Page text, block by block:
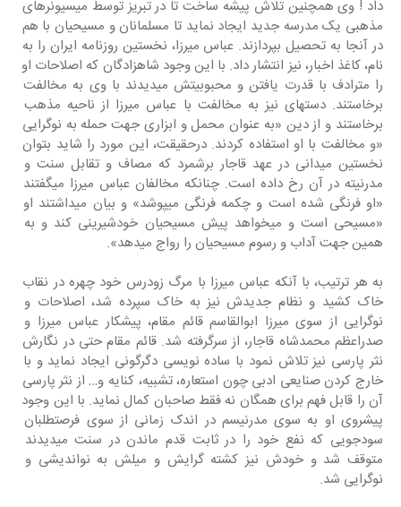
داد ! وی همچنین تلاش پیشه ساخت تا در تبریز توسط میسیونرهای
مذهبی یک مدرسه جدید ایجاد نماید تا مسلمانان و مسیحیان با هم
در آنجا به تحصیل بپردازند. عباس میرزا، نخستین روزنامه ایران را به
نام، کاغذ اخبار، نیز انتشار داد. با این وجود شاهزادگان که اصلاحات او
را مترادف با قدرت یافتن و محبوبیتش میدیدند با وی به مخالفت
برخاستند. دستهای نیز به مخالفت با عباس میرزا از ناحیه مذهب
برخاستند و از دین «به عنوان محمل و ابزاری جهت حمله به نوگرایی
«و مخالفت با او استفاده کردند. درحقیقت، این مورد را شاید بتوان
نخستین میدانی در عهد قاجار برشمرد که مصاف و تقابل سنت و
مدرنیته در آن رخ داده است. چنانکه مخالفان عباس میرزا میگفتند
«او فرنگی شده است و چکمه فرنگی میپوشد» و بیان میداشتند او
«مسیحی است و میخواهد پیش مسیحیان خودشیرینی کند و به
همین جهت آداب و رسوم مسیحیان را رواج میدهد».
به هر ترتیب، با آنکه عباس میرزا با مرگ زودرس خود چهره در نقاب
خاک کشید و نظام جدیدش نیز به خاک سپرده شد، اصلاحات و
نوگرایی از سوی میرزا ابوالقاسم قائم مقام، پیشکار عباس میرزا و
صدراعظم محمدشاه قاجار، از سرگرفته شد. قائم مقام حتی در نگارش
نثر پارسی نیز تلاش نمود با ساده نویسی دگرگونی ایجاد نماید و با
خارج کردن صنایعی ادبی چون استعاره، تشبیه، کنایه و… از نثر پارسی
آن را قابل فهم برای همگان نه فقط صاحبان کمال نماید. با این وجود
پیشروی او به سوی مدرنیسم در اندک زمانی از سوی فرصتطلبان
سودجویی که نفع خود را در ثابت قدم ماندن در سنت میدیدند
متوقف شد و خودش نیز کشته گرایش و میلش به نواندیشی و
نوگرایی شد.